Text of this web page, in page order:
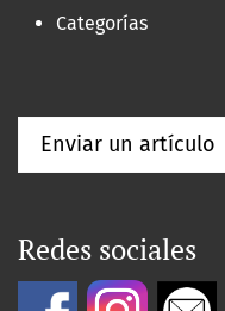
Categorías
Enviar un artículo
Redes sociales